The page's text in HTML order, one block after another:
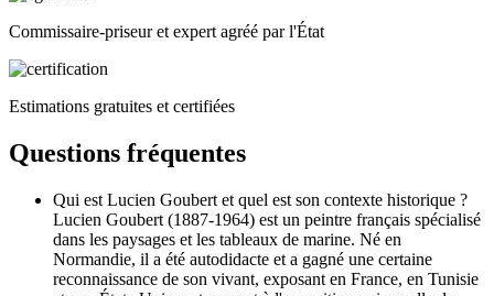
Commissaire-priseur et expert agréé par l'État
Estimations gratuites et certifiées
Questions fréquentes
Qui est Lucien Goubert et quel est son contexte historique ?
Lucien Goubert (1887-1964) est un peintre français spécialisé
dans les paysages et les tableaux de marine. Né en
Normandie, il a été autodidacte et a gagné une certaine
reconnaissance de son vivant, exposant en France, en Tunisie